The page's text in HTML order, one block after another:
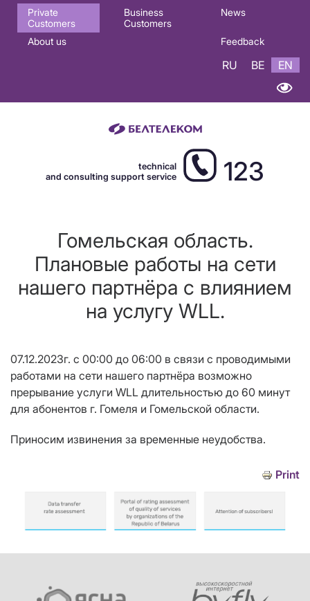
Основная
навигация
Private
Customers
Business
Customers
News
About us Feedback
RU BE EN
technical
and consulting support service
123
Гомельская область.
Плановые работы на сети
нашего партнёра с влиянием
на услугу WLL.
07.12.2023г. с 00:00 до 06:00 в связи с проводимыми
работами на сети нашего партнёра возможно
прерывание услуги WLL длительностью до 60 минут
для абонентов г. Гомеля и Гомельской области.
Приносим извинения за временные неудобства.
Print